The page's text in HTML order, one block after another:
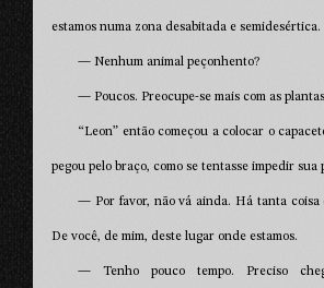
estamos numa zona desabitada e semidesértica.
— Nenhum animal peçonhento?
— Poucos. Preocupe-se mais com as
“Leon” então começou a colocar o
pegou pelo braço, como se tentasse impedir sua
— Por favor, não vá ainda. Há tanta coisa
De você, de mim, deste lugar onde estamos.
— Tenho pouco tempo. Preciso